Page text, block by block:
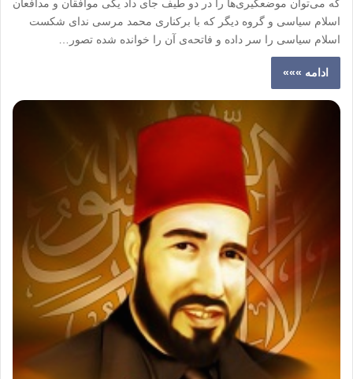
که می‌توان موضعگیری‌ها را در دو طیف جای داد یکی موافقان و مدافعان
اسلام سیاسی و گروه دیگر که با برکناری محمد مرسی ندای شکست
اسلام سیاسی را سر داده و فاتحه‌ی آن را خوانده شده تصور…
ادامه »»»